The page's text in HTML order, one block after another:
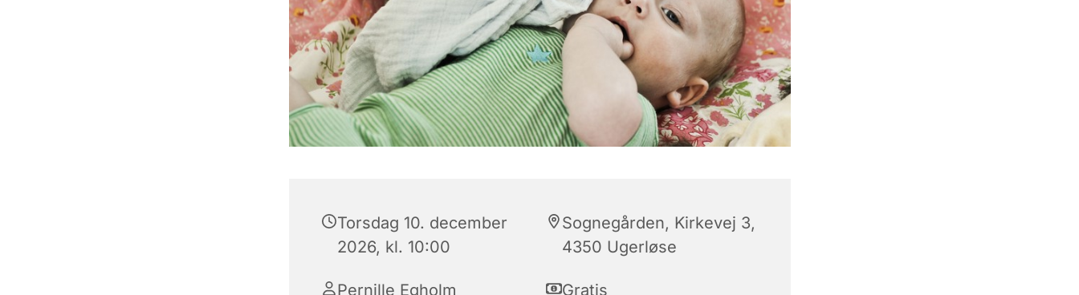
Torsdag 10. december
2026, kl. 10:00
Sognegården, Kirkevej 3,
4350 Ugerløse
Pernille Egholm
Gratis